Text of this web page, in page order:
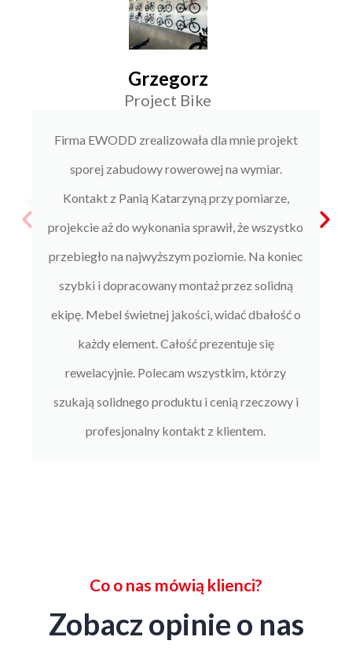
Firma EWODD zrealizowała dla mnie projekt
sporej zabudowy rowerowej na wymiar.
Kontakt z Panią Katarzyną przy pomiarze,
projekcie aż do wykonania sprawił, że wszystko
przebiegło na najwyższym poziomie. Na koniec
szybki i dopracowany montaż przez solidną
ekipę. Mebel świetnej jakości, widać dbałość o
każdy element. Całość prezentuje się
rewelacyjnie. Polecam wszystkim, którzy
szukają solidnego produktu i cenią rzeczowy i
profesjonalny kontakt z klientem.
Grzegorz
Project Bike
Co o nas mówią klienci?
Zobacz opinie o nas